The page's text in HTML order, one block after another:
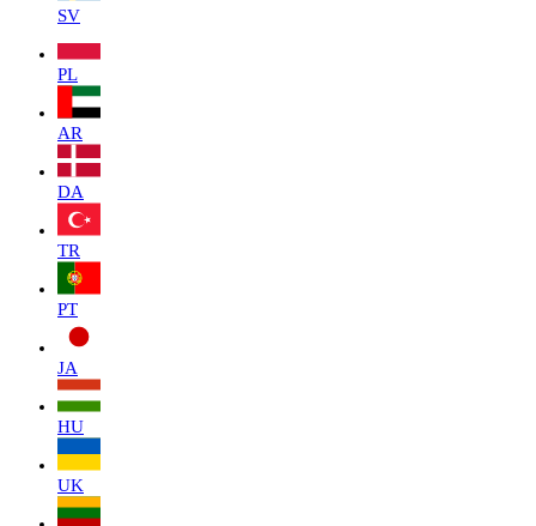
SV
PL
AR
DA
TR
PT
JA
HU
UK